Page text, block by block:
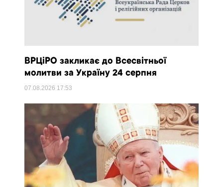
ВРЦіРО закликає до Всесвітньої
молитви за Україну 24 серпня
07.08.2026 17:53